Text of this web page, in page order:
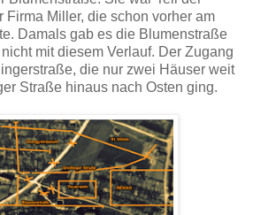
Firma Miller, die schon vorher am
Damals gab es die Blumenstraße
mit diesem Verlauf. Der Zugang
die nur zwei Häuser weit
Straße hinaus nach Osten ging.